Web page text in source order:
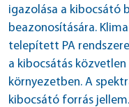
igazolása a kibocsátó
beazonosítására.
telepített PA
a kibocsátás
környezetben. A
kibocsátó forrás